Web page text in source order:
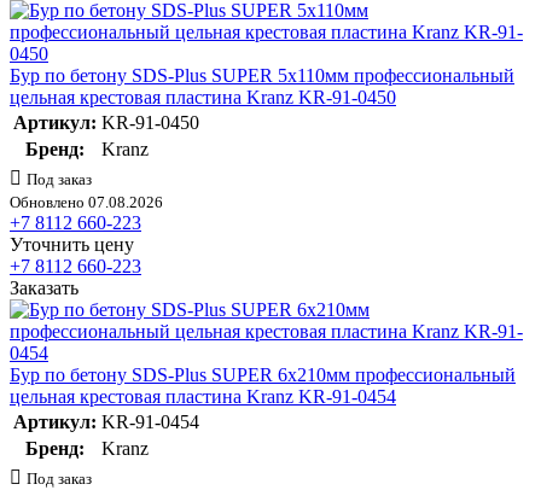
Бур по бетону SDS-Plus SUPER 5х110мм профессиональный
цельная крестовая пластина Kranz KR-91-0450
Артикул: KR-91-0450
Бренд:
Kranz
Под заказ
Обновлено 07.08.2026
+7 8112 660-223
Уточнить цену
+7 8112 660-223
Заказать
Бур по бетону SDS-Plus SUPER 6х210мм профессиональный
цельная крестовая пластина Kranz KR-91-0454
Артикул: KR-91-0454
Бренд:
Kranz
Под заказ